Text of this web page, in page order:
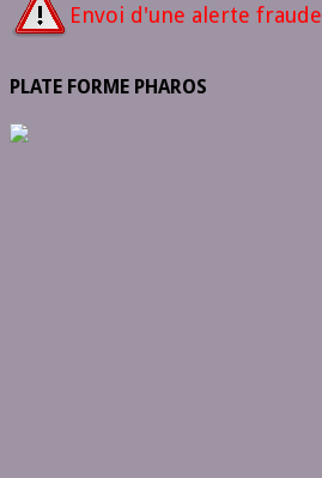
Envoi d'une alerte fraude
PLATE FORME PHAROS